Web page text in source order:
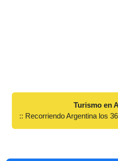
Turismo en
:: Recorriendo Argentina los